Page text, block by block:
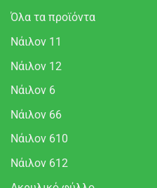
Όλα τα προϊόντα
Νάιλον 11
Νάιλον 12
Νάιλον 6
Νάιλον 66
Νάιλον 610
Νάιλον 612